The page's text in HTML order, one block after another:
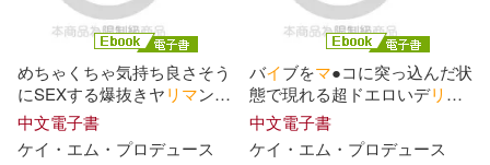
原更紗(2)
大野裕(2) 如月南極(2)
安藤俊介(2) 小玉正博(2)
ヤマハミュージックエンタテイメ
ントホールディン(1)
ヤマハミュージックメディア(1)
めちゃくちゃ気持ち良さそう
にSEXする爆抜きヤリ マン
Episode.01 (電子書)
中文電子書
ケイ ・エム・プロデュ ース
バイブをマ●コに突っ込んだ状
態で現れる超ドエロいデリ ヘ
ル2 Episode.03 (電子書)
中文電子書
ケイ ・エム・プロデュ ース